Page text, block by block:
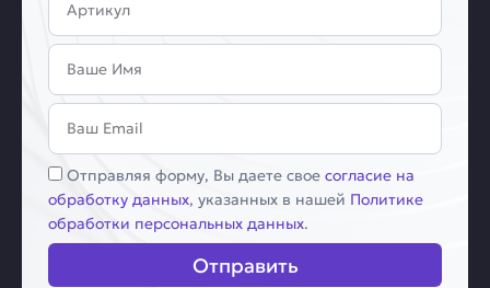
Имя
Email
Соглашение
Отправляя форму, Вы даете свое согласие на
обработку данных, указанных в нашей Политике
обработки персональных данных.
Отправить